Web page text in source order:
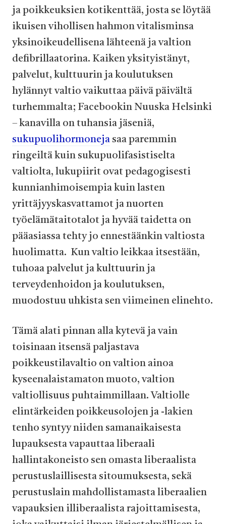
ja poikkeuksien kotikenttää, josta se löytää
ikuisen vihollisen hahmon vitalisminsa
yksinoikeudellisena lähteenä ja valtion
defibrillaatorina. Kaiken yksityistänyt,
palvelut, kulttuurin ja koulutuksen
hylännyt valtio vaikuttaa päivä päivältä
turhemmalta; Facebookin Nuuska Helsinki
– kanavilla on tuhansia jäseniä,
sukupuolihormoneja saa paremmin
ringeiltä kuin sukupuolifasistiselta
valtiolta, lukupiirit ovat pedagogisesti
kunnianhimoisempia kuin lasten
yrittäjyyskasvattamot ja nuorten
työelämätaitotalot ja hyvää taidetta on
pääasiassa tehty jo ennestäänkin valtiosta
huolimatta. Kun valtio leikkaa itsestään,
tuhoaa palvelut ja kulttuurin ja
terveydenhoidon ja koulutuksen,
muodostuu uhkista sen viimeinen elinehto.
Tämä alati pinnan alla kytevä ja vain
toisinaan itsensä paljastava
poikkeustilavaltio on valtion ainoa
kyseenalaistamaton muoto, valtion
valtiollisuus puhtaimmillaan. Valtiolle
elintärkeiden poikkeusolojen ja -lakien
tenho syntyy niiden samanaikaisesta
lupauksesta vapauttaa liberaali
hallintakoneisto sen omasta liberaalista
perustuslaillisesta sitoumuksesta, sekä
perustuslain mahdollistamasta liberaalien
vapauksien illiberaalista rajoittamisesta,